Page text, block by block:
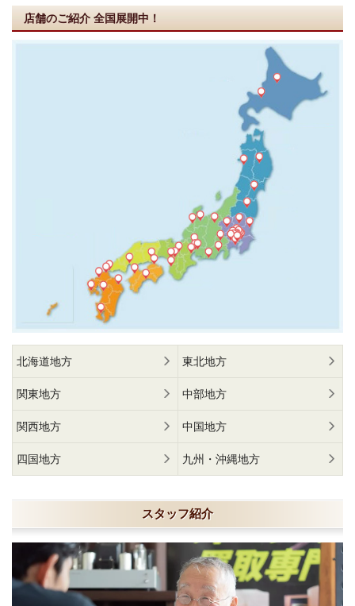
店舗のご紹介 全国展開中！
北海道地方 東北地方
関東地方 中部地方
関西地方 中国地方
四国地方 九州・沖縄地方
スタッフ紹介